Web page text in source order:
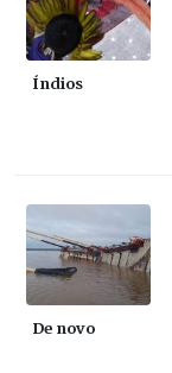
Índios
De novo